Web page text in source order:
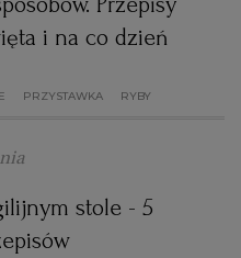
i na co dzień
PRZYSTAWKA RYBY
stole - 5